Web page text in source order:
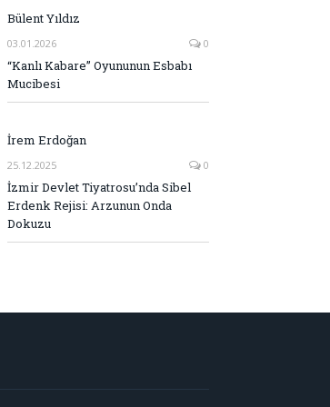
Bülent Yıldız
03.01.2026 0
“Kanlı Kabare” Oyununun Esbabı
Mucibesi
İrem Erdoğan
25.12.2025 0
İzmir Devlet Tiyatrosu’nda Sibel
Erdenk Rejisi: Arzunun Onda
Dokuzu